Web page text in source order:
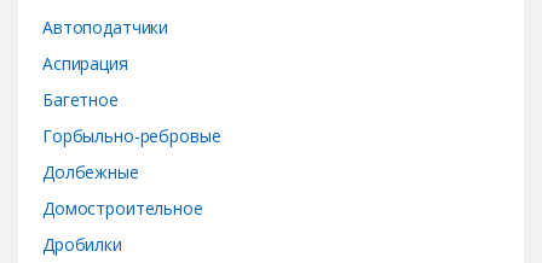
Автоподатчики
Аспирация
Багетное
Горбыльно-ребровые
Долбежные
Домостроительное
Дробилки